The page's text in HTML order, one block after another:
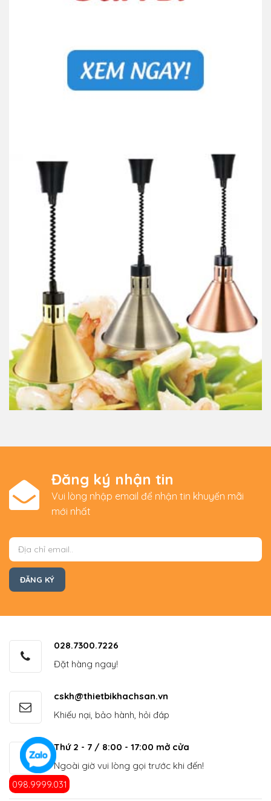
098.9999.031
Đăng ký nhận tin
Vui lòng nhập email để nhận tin khuyến mãi
mới nhất
028.7300.7226
Đặt hàng ngay!
cskh@thietbikhachsan.vn
Khiếu nại, bảo hành, hỏi đáp
Thứ 2 - 7 / 8:00 - 17:00 mở cửa
Ngoài giờ vui lòng gọi trước khi đến!